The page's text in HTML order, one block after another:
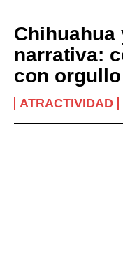
narrativa:
con
ATRACTIVIDAD